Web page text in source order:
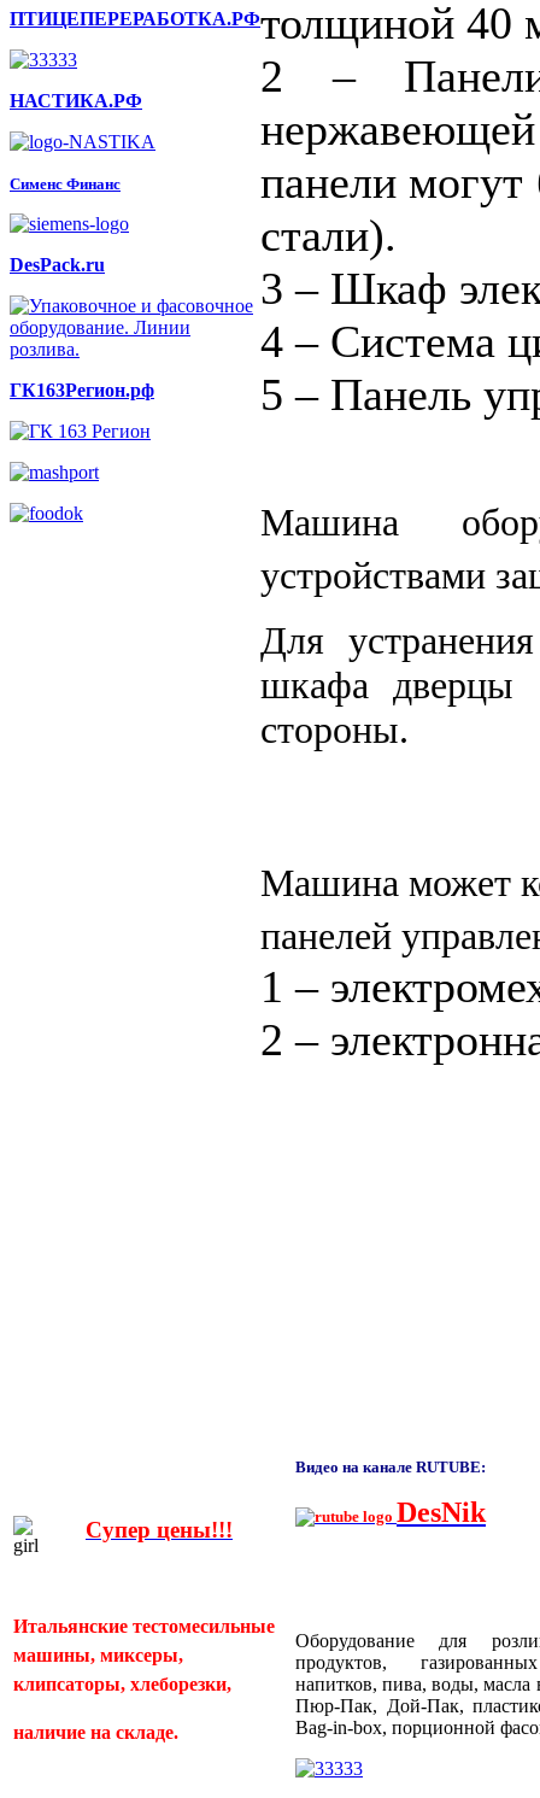
ПТИЦЕПЕРЕРАБОТКА.РФ
НАСТИКА.РФ
Сименс Финанс
DesPack.ru
ГК163Регион.рф
толщиной 40
2 –
панели
стали).
3 – Шкаф
4 – Система
5 – Панель
Машина
устройствами
Для
шкафа дверцы
стороны.
Машина может
панелей
1 –
2 –
Супер цены!!!
Итальянские тестомесильные
машины, миксеры,
клипсаторы, хлеборезки,
наличие на складе.
Видео на канале RUTUBE:
DesNik
Оборудование для
продуктов,
напитков, пива, воды,
Пюр-Пак, Дой-Пак,
Bag-in-box, порционной